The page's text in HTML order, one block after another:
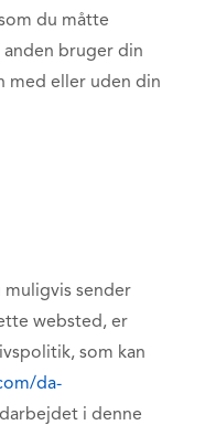
du måtte
bruger din
med eller uden din
muligvis sender
websted, er
som kan
da-
i denne